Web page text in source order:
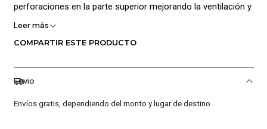
perforaciones en la parte superior mejorando la ventilación y
el flujo de aire interno, lo que mantiene la cabeza fresca y
durante toda la jornada. Para agregar un toque de distinción,
destacado, lo que realza su estilo y autenticidad.
Leer más
COMPARTIR ESTE PRODUCTO
Envio
Envíos gratis, dependiendo del monto y lugar de destino